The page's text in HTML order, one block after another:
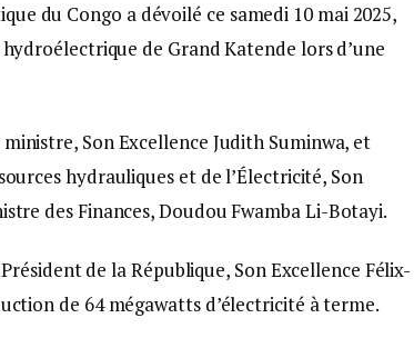
du Congo a dévoilé ce samedi 10 mai 2025,
de Grand Katende lors d’une
Son Excellence Judith Suminwa, et
hydrauliques et de l’Électricité, Son
des Finances, Doudou Fwamba Li-Botayi.
de la République, Son Excellence Félix-
de 64 mégawatts d’électricité à terme.